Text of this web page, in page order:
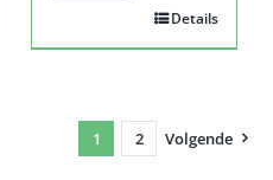
Details
1 2 Volgende